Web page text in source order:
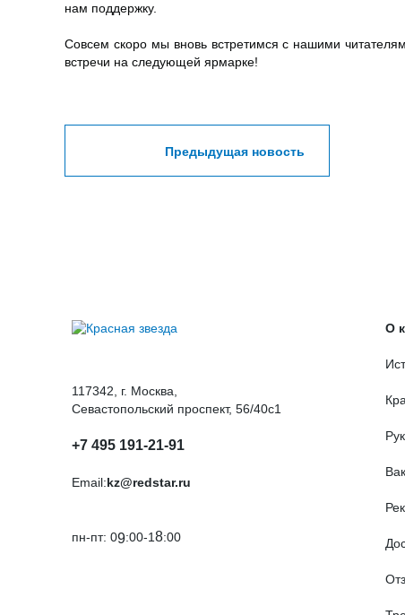
нам поддержку.
Совсем скоро мы вновь встретимся с нашими
встречи на следующей ярмарке!
Предыдущая новость
117342, г. Москва,
Севастопольский проспект, 56/40с1
+7 495 191-21-91
Email:kz@redstar.ru
пн-пт: 09:00-18:00
О